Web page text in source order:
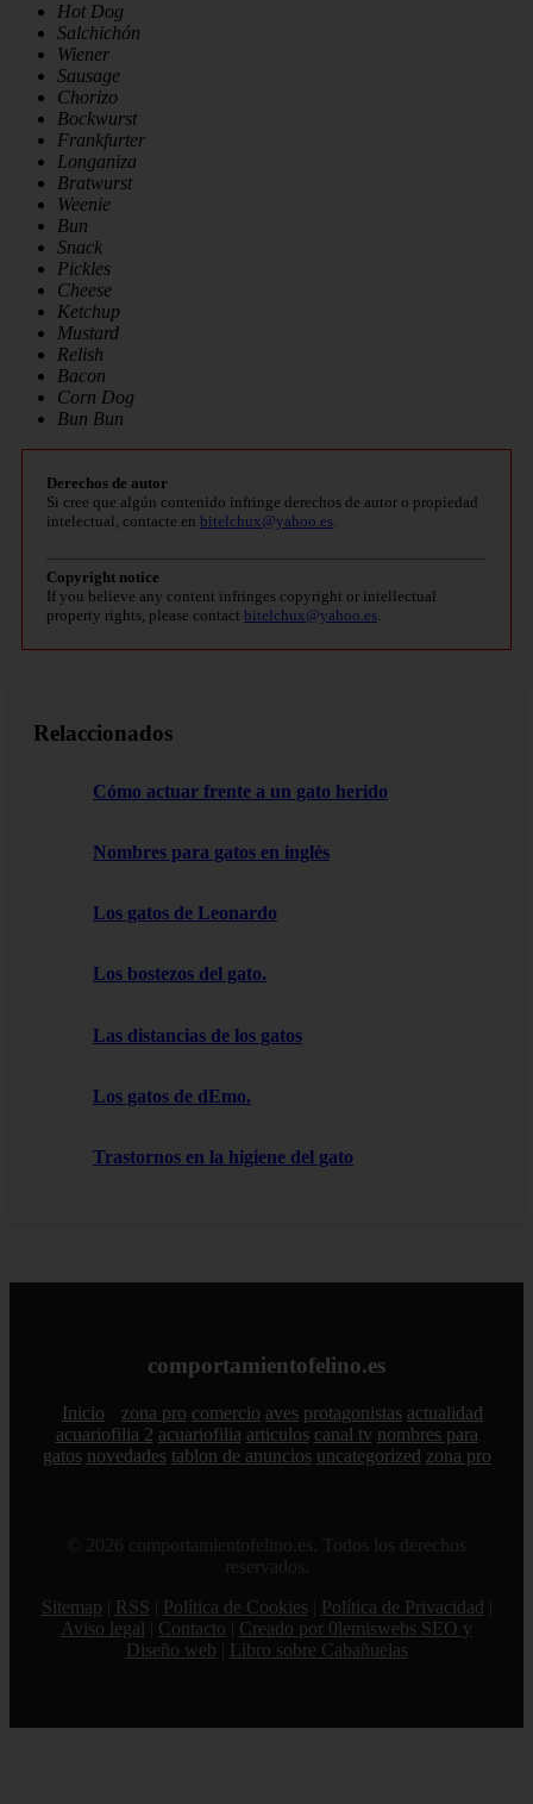
Hot Dog
Salchichón
Wiener
Sausage
Chorizo
Bockwurst
Frankfurter
Longaniza
Bratwurst
Weenie
Bun
Snack
Pickles
Cheese
Ketchup
Mustard
Relish
Bacon
Corn Dog
Bun Bun
Derechos de autor
Si cree que algún contenido infringe derechos de autor o propiedad
intelectual, contacte en bitelchux@yahoo.es.
Copyright notice
If you believe any content infringes copyright or intellectual
property rights, please contact bitelchux@yahoo.es.
Relaccionados
Cómo actuar frente a un gato herido
Nombres para gatos en inglés
Los gatos de Leonardo
Los bostezos del gato.
Las distancias de los gatos
Los gatos de dEmo.
Trastornos en la higiene del gato
comportamientofelino.es
Inicio zona pro comercio aves protagonistas actualidad
acuariofilia 2 acuariofilia articulos canal tv nombres para
gatos novedades tablon de anuncios uncategorized zona pro
© 2026 comportamientofelino.es. Todos los derechos
reservados.
Sitemap
RSS Política de Cookies Política de Privacidad
Aviso legal
Contacto
Creado por 0lemiswebs SEO y
Diseño web
Libro sobre Cabañuelas